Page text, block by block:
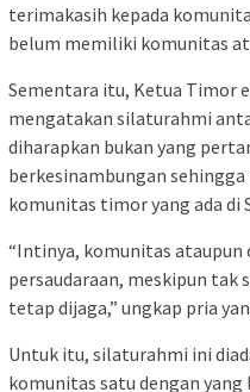
terimakasih kepada
belum memiliki komunitas
Sementara itu, Ketua Timor
mengatakan silaturahmi
diharapkan bukan yang
berkesinambungan
komunitas timor yang ada di
“Intinya, komunitas ataupun
persaudaraan, meskipun tak
tetap dijaga,” ungkap pria
Untuk itu, silaturahmi ini
komunitas satu dengan yang